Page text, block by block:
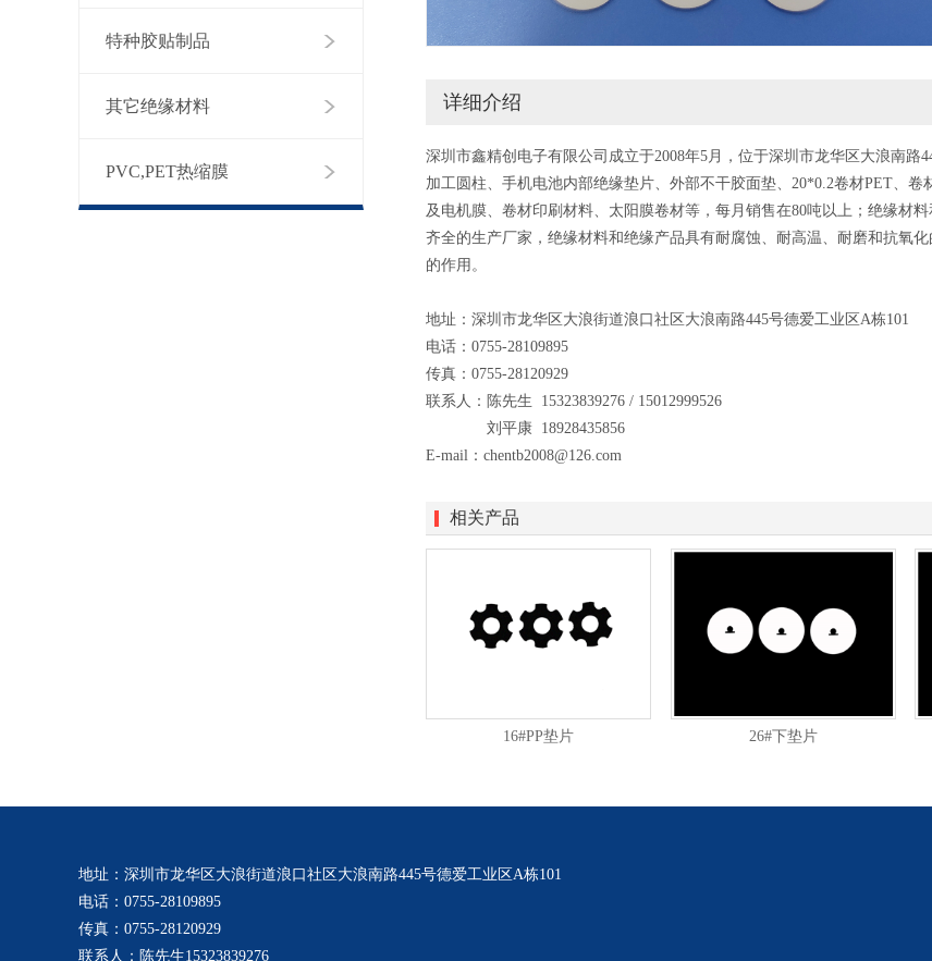
特种胶贴制品
其它绝缘材料
PVC,PET热缩膜
详细介绍
深圳市鑫精创电子有限公司成立于2008年5月，位于深圳市龙华区大浪南
加工圆柱、手机电池内部绝缘垫片、外部不干胶面垫、20*0.2卷材PET、
及电机膜、卷材印刷材料、太阳膜卷材等，每月销售在80吨以上；绝缘材
齐全的生产厂家，绝缘材料和绝缘产品具有耐腐蚀、耐高温、耐磨和抗氧
的作用。
地址：深圳市龙华区大浪街道浪口社区大浪南路445号德爱工业区A栋101
电话：0755-28109895
传真：0755-28120929
联系人：陈先生 15323839276 / 15012999526
刘平康 18928435856
E-mail：chentb2008@126.com
相关产品
16#PP垫片 26#下垫片
地址：深圳市龙华区大浪街道浪口社区大浪南路445号德爱工业区A栋101
电话：0755-28109895
传真：0755-28120929
联系人：陈先生15323839276